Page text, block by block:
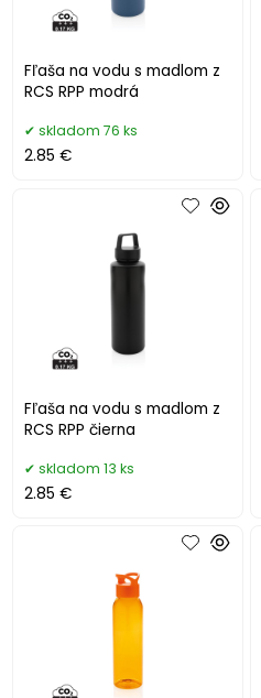
Fľaša na vodu s madlom z
RCS RPP modrá
skladom 76 ks
2.85 €
Fľaša na vodu s madlom z
RCS RPP čierna
skladom 13 ks
2.85 €